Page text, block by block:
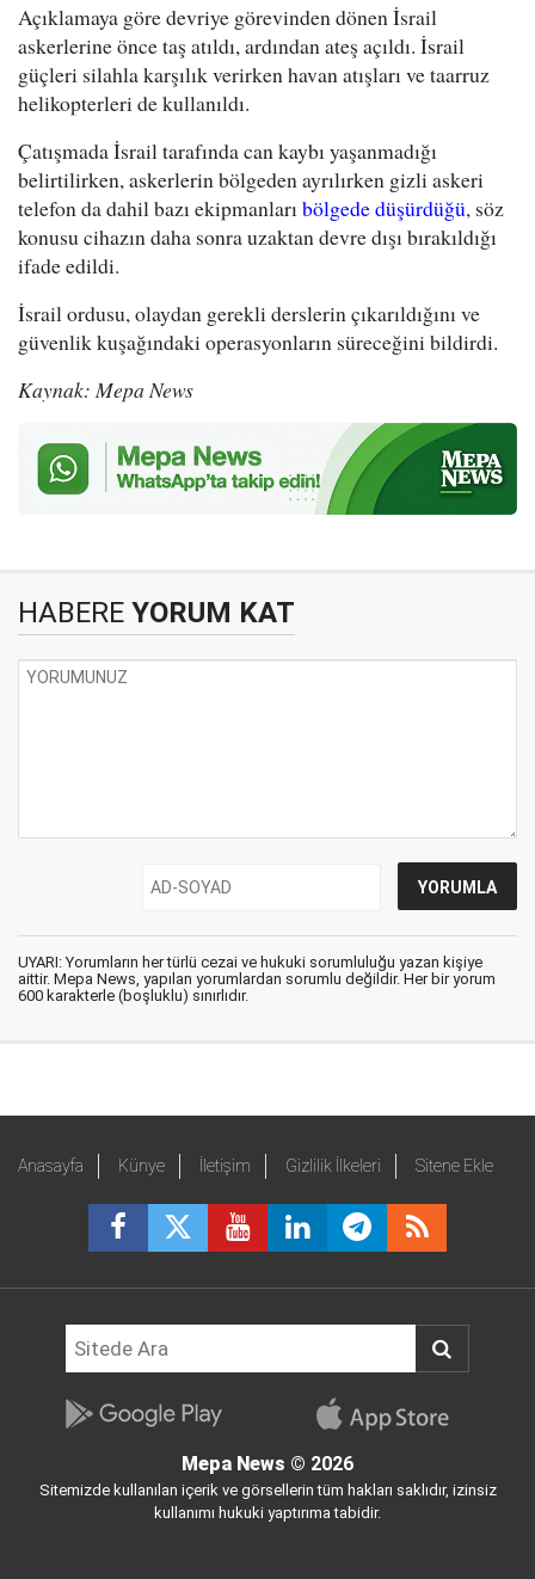
Açıklamaya göre devriye görevinden dönen İsrail
askerlerine önce taş atıldı, ardından ateş açıldı. İsrail
güçleri silahla karşılık verirken havan atışları ve taarruz
helikopterleri de kullanıldı.
Çatışmada İsrail tarafında can kaybı yaşanmadığı
belirtilirken, askerlerin bölgeden ayrılırken gizli askeri
telefon da dahil bazı ekipmanları bölgede düşürdüğü, söz
konusu cihazın daha sonra uzaktan devre dışı bırakıldığı
ifade edildi.
İsrail ordusu, olaydan gerekli derslerin çıkarıldığını ve
güvenlik kuşağındaki operasyonların süreceğini bildirdi.
Kaynak: Mepa News
HABERE YORUM KAT
UYARI: Yorumların her türlü cezai ve hukuki sorumluluğu yazan kişiye
aittir. Mepa News, yapılan yorumlardan sorumlu değildir. Her bir yorum
600 karakterle (boşluklu) sınırlıdır.
Anasayfa Künye İletişim Gizlilik İlkeleri Sitene Ekle
Mepa News © 2026
Sitemizde kullanılan içerik ve görsellerin tüm hakları saklıdır, izinsiz
kullanımı hukuki yaptırıma tabidir.